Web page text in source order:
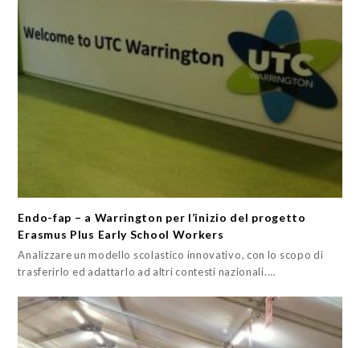
Endo-fap – a Warrington per l’inizio del progetto
Erasmus Plus Early School Workers
Analizzare un modello scolastico innovativo, con lo scopo di
trasferirlo ed adattarlo ad altri contesti nazionali.…